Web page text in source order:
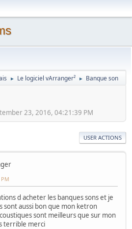
► Le logiciel vArranger² ► Banque son
23, 2016, 04:21:39 PM
USER ACTIONS
d acheter les banques sons et je
sont aussi bon que mon ketron
sont meilleurs que sur mon
terrible merci